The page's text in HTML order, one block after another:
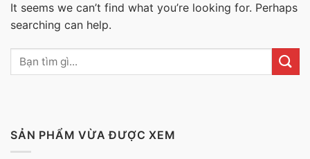
It seems we can’t find what you’re looking for. Perhaps
searching can help.
SẢN PHẨM VỪA ĐƯỢC XEM